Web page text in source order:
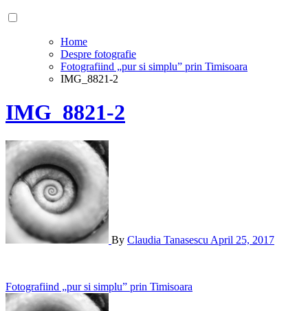
Home
Despre fotografie
Fotografiind „pur si simplu” prin Timisoara
IMG_8821-2
IMG_8821-2
By Claudia Tanasescu April 25, 2017
Post
Fotografiind „pur si simplu” prin Timisoara